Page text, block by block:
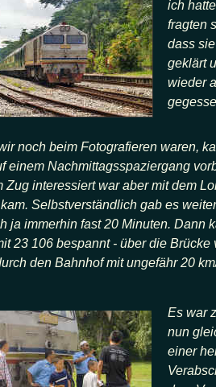
ich
fragten
dass
geklärt
wieder
noch beim Fotografieren waren,
einem Nachmittagsspaziergang
Zug interessiert war aber mit dem
. Selbstverständlich gab es
ja immerhin fast 20 Minuten. Dann
23 106 bespannt - über die Brücke
den Bahnhof mit ungefähr 20
Es war
nun
einer